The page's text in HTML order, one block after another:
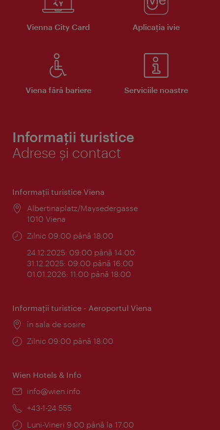
Vienna City Card Aplicaţia ivie
Viena fără bariere Serviciile noastre
Informații turistice
Adrese și contact
Informaţii turistice Viena
Locul:
Albertinaplatz/Maysedergasse
1010 Viena
Program:
Zilnic 09:00 până 18:00
24.12.2025: 09:00 până 14:00
31.12.2025: 09:00 până 16:00
01.01.2026: 11:00 până 18:00
Informaţii turistice - Aeroportul Viena
Locul:
în sala de sosire
Program:
Zilnic 09:00 până 18:00
Wien Hotels & Info
E-
info@wien.info
Telefon:
+43-1-24 555
Program:
Luni-Vineri 9:00 până la 17:00